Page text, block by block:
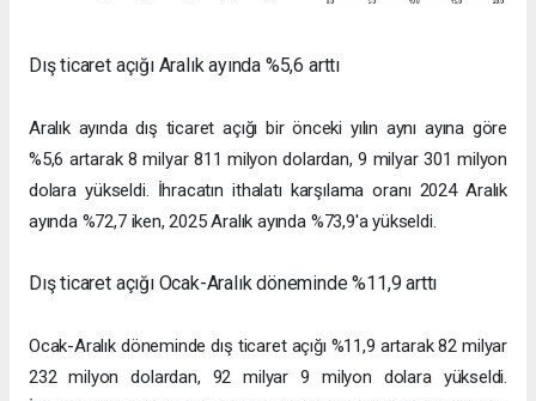
Dış ticaret açığı Aralık ayında %5,6 arttı
Aralık ayında dış ticaret açığı bir önceki yılın aynı ayına göre
%5,6 artarak 8 milyar 811 milyon dolardan, 9 milyar 301 milyon
dolara yükseldi. İhracatın ithalatı karşılama oranı 2024 Aralık
ayında %72,7 iken, 2025 Aralık ayında %73,9'a yükseldi.
Dış ticaret açığı Ocak-Aralık döneminde %11,9 arttı
Ocak-Aralık döneminde dış ticaret açığı %11,9 artarak 82 milyar
232 milyon dolardan, 92 milyar 9 milyon dolara yükseldi.